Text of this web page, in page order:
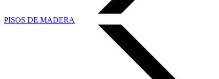
PISOS DE MADERA